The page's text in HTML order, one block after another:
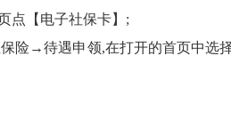
点【电子社保卡】;
险→待遇申领,在打开的首页中选